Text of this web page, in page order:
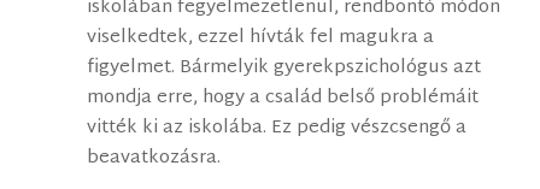
iskolában fegyelmezetlenül, rendbontó módon
viselkedtek, ezzel hívták fel magukra a
figyelmet. Bármelyik gyerekpszichológus azt
mondja erre, hogy a család belső problémáit
vitték ki az iskolába. Ez pedig vészcsengő a
beavatkozásra.